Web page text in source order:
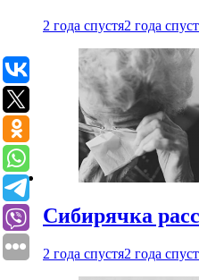
2 года спустя2 года
Сибирячка
2 года спустя2 года